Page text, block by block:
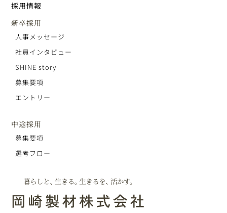
採用情報
新卒採用
人事メッセージ
社員インタビュー
SHINE story
募集要項
エントリー
中途採用
募集要項
選考フロー